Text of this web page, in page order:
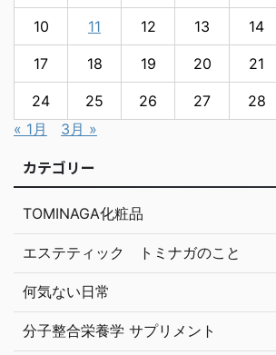
10 11 12 13 14
17 18 19 20 21
24 25 26 27
28
« 1月
3月 »
カテゴリー
TOMINAGA化粧品
エステティック トミナガのこと
何気ない日常
分子整合栄養学 サプリメント